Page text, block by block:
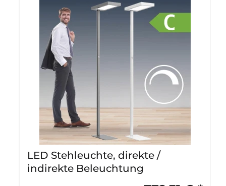
LED Stehleuchte, direkte /
indirekte Beleuchtung